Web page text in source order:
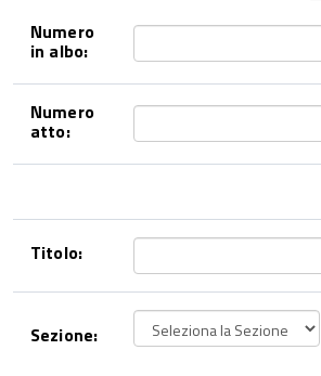
Numero
in albo:
Numero
atto:
Titolo:
Sezione: